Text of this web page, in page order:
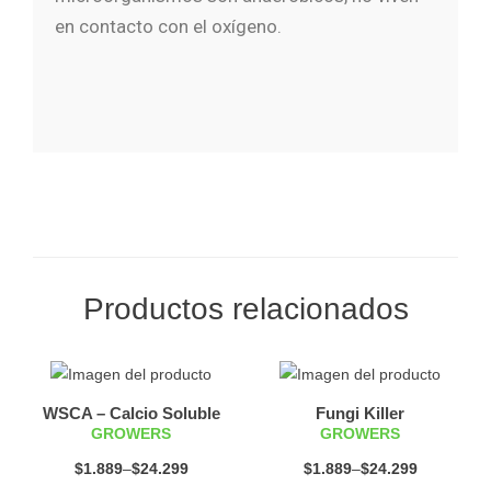
en contacto con el oxígeno.
Productos relacionados
WSCA – Calcio Soluble
GROWERS
$1.889–$24.299
Fungi Killer
GROWERS
$1.889–$24.299